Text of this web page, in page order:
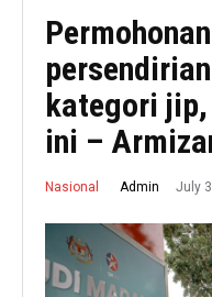
kategori
ini –
Nasional Admin July